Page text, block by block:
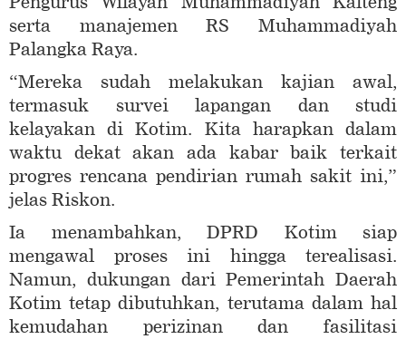
serta manajemen RS Muhammadiyah
Palangka Raya.
“Mereka sudah melakukan kajian awal,
termasuk survei lapangan dan studi
kelayakan di Kotim. Kita harapkan dalam
waktu dekat akan ada kabar baik terkait
progres rencana pendirian rumah sakit ini,”
jelas Riskon.
Ia menambahkan, DPRD Kotim siap
mengawal proses ini hingga terealisasi.
Namun, dukungan dari Pemerintah Daerah
Kotim tetap dibutuhkan, terutama dalam hal
kemudahan perizinan dan fasilitasi